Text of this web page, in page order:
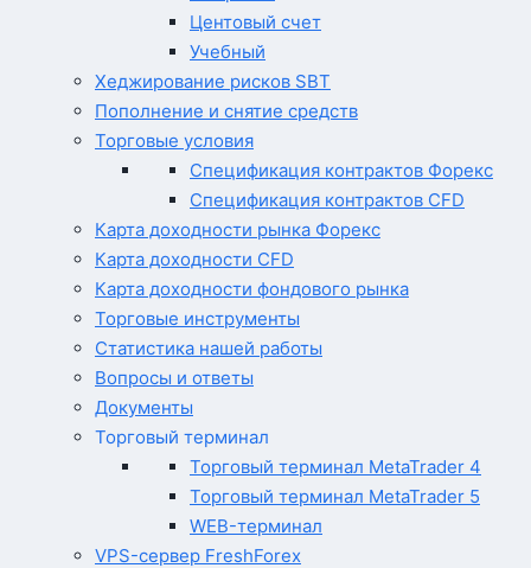
Центовый счет
Учебный
Хеджирование рисков SBT
Пополнение и снятие средств
Торговые условия
Спецификация контрактов Форекс
Спецификация контрактов CFD
Карта доходности рынка Форекс
Карта доходности CFD
Карта доходности фондового рынка
Торговые инструменты
Статистика нашей работы
Вопросы и ответы
Документы
Торговый терминал
Торговый терминал MetaTrader 4
Торговый терминал MetaTrader 5
WEB-терминал
VPS-сервер FreshForex